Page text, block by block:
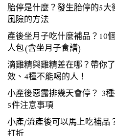
胎停是什麼？發生胎停的5
風險的方法
產後坐月子吃什麼補品？10
人包(含坐月子食譜)
滴雞精與雞精差在哪？帶你
效、4種不能喝的人！
小產後惡露排幾天會停？ 3
5件注意事項
小產/流產後可以馬上吃補品